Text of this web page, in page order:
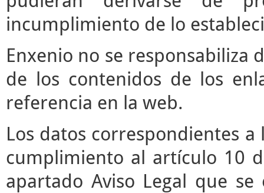
incumplimiento de lo
Enxenio no se responsabiliza
de los contenidos de los
referencia en la web.
Los datos correspondientes
cumplimiento al artículo 10
apartado Aviso Legal que